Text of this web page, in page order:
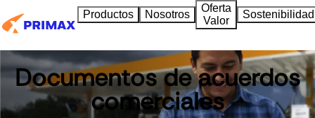
Productos Nosotros
Oferta
Valor
Sostenibilidad
Documentos de acuerdos
comerciales